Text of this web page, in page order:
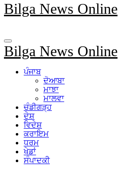
Bilga News Online
Bilga News Online
ਪੰਜਾਬ
ਦੋਆਬਾ
ਮਾਝਾ
ਮਾਲਵਾ
ਚੰਡੀਗੜ੍ਹ
ਦੇਸ਼
ਵਿਦੇਸ਼
ਕਰਾਇਮ
ਧਰਮ
ਖੇਡਾਂ
ਸੰਪਾਦਕੀ